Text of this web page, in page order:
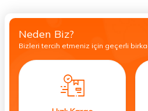
Neden Biz?
Bizleri tercih etmeniz için geçerli